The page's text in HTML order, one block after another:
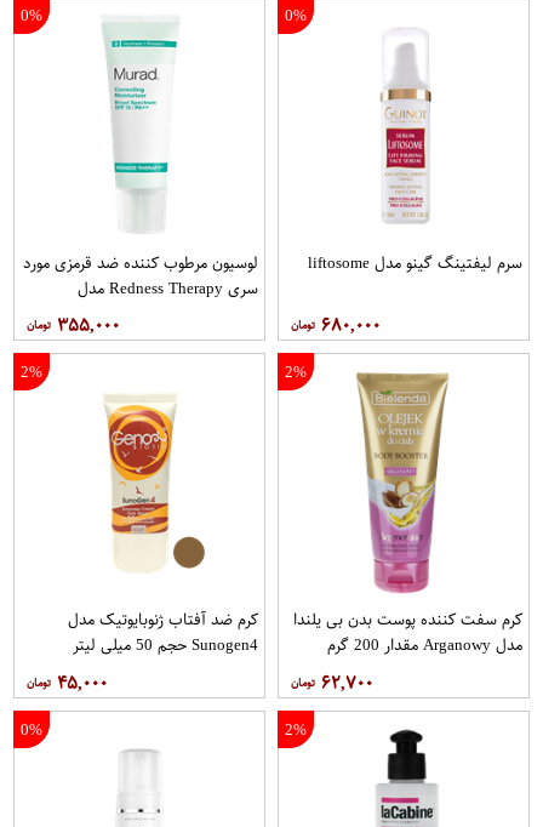
0%
سرم لیفتینگ گینو مدل liftosome
۶۸۰,۰۰۰
0%
لوسیون مرطوب کننده ضد قرمزی مورد
سری Redness Therapy مدل
Correcting Muisturizer Spf15 حجم
50 میلی لیتر
۳۵۵,۰۰۰
2%
کرم سفت‌ کننده پوست بدن بی یلندا
مدل Arganowy مقدار 200 گرم
۶۲,۷۰۰
2%
کرم ضد آفتاب ژنوبایوتیک مدل
Sunogen4 حجم 50 میلی لیتر
۴۵,۰۰۰
2%
0%